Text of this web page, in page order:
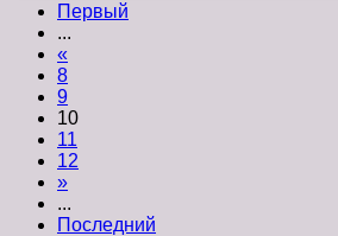
Первый
...
«
8
9
10
11
12
»
...
Последний